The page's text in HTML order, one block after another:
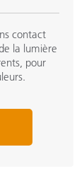
contact
la lumière
pour